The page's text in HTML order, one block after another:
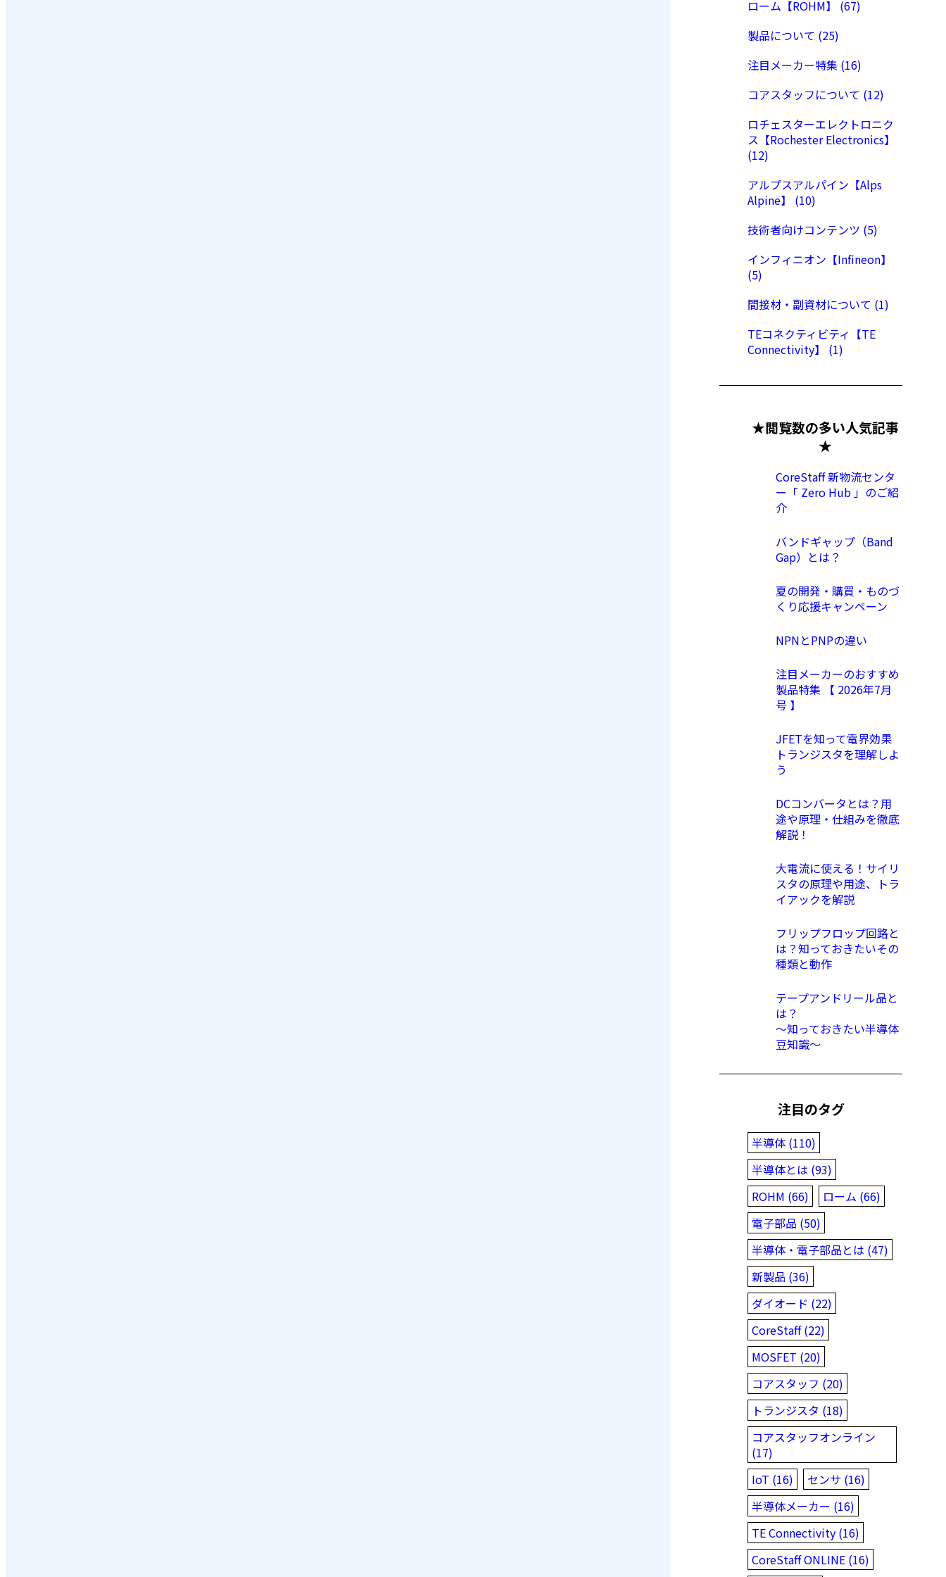
ローム【ROHM】 (67)
製品について (25)
注目メーカー特集 (16)
コアスタッフについて (12)
ロチェスターエレクトロニク
ス【Rochester Electronics】
(12)
アルプスアルパイン【Alps
Alpine】 (10)
技術者向けコンテンツ (5)
インフィニオン【Infineon】
(5)
間接材・副資材について (1)
TEコネクティビティ【TE
Connectivity】 (1)
★閲覧数の多い人気記事
★
CoreStaff 新物流センタ
ー「 Zero Hub 」のご紹
介
バンドギャップ（Band
Gap）とは？
夏の開発・購買・ものづ
くり応援キャンペーン
NPNとPNPの違い
注目メーカーのおすすめ
製品特集 【 2026年7月
号 】
JFETを知って電界効果
トランジスタを理解しよ
う
DCコンバータとは？用
途や原理・仕組みを徹底
解説！
大電流に使える！サイリ
スタの原理や用途、トラ
イアックを解説
フリップフロップ回路と
は？知っておきたいその
種類と動作
テープアンドリール品と
は？
〜知っておきたい半導体
豆知識〜
注目のタグ
半導体 (110)
半導体とは (93)
ROHM (66)
ローム (66)
電子部品 (50)
半導体・電子部品とは (47)
新製品 (36)
ダイオード (22)
CoreStaff (22)
MOSFET (20)
コアスタッフ (20)
トランジスタ (18)
コアスタッフオンライン
(17)
IoT (16)
センサ (16)
半導体メーカー (16)
TE Connectivity (16)
CoreStaff ONLINE (16)